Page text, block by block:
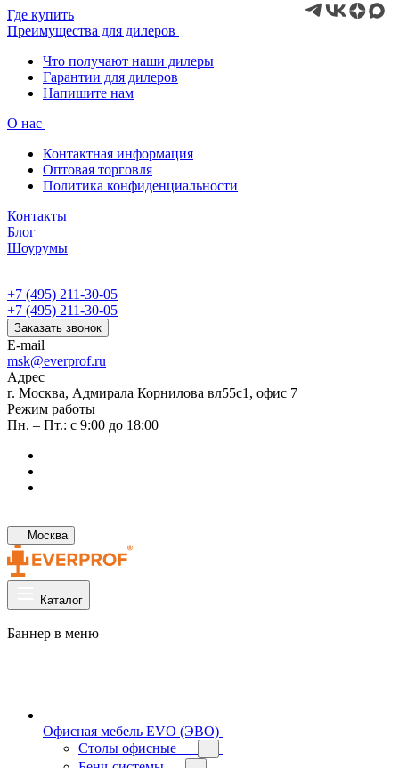
Где купить
Преимущества для дилеров
Что получают наши дилеры
Гарантии для дилеров
Напишите нам
О нас
Контактная информация
Оптовая торговля
Политика конфиденциальности
Контакты
Блог
Шоурумы
+7 (495) 211-30-05
+7 (495) 211-30-05
Заказать звонок
E-mail
msk@everprof.ru
Адрес
г. Москва, Адмирала Корнилова вл55с1, офис 7
Режим работы
Пн. – Пт.: с 9:00 до 18:00
Москва
Каталог
Баннер в меню
Офисная мебель EVO (ЭВО)
Cтолы офисные